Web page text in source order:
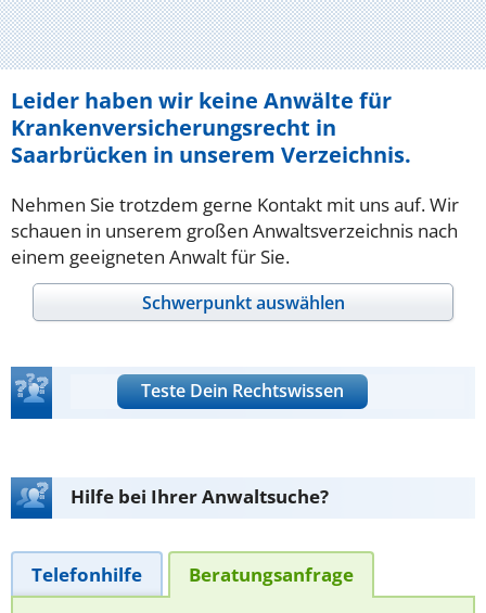
Leider haben wir keine Anwälte für
Krankenversicherungsrecht in
Saarbrücken in unserem Verzeichnis.
Nehmen Sie trotzdem gerne Kontakt mit uns auf. Wir
schauen in unserem großen Anwaltsverzeichnis nach
einem geeigneten Anwalt für Sie.
Schwerpunkt auswählen
Teste Dein Rechtswissen
Hilfe bei Ihrer Anwaltsuche?
Telefonhilfe Beratungsanfrage